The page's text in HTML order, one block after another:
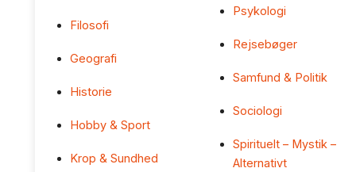
Filosofi
Geografi
Historie
Hobby & Sport
Krop & Sundhed
Psykologi
Rejsebøger
Samfund & Politik
Sociologi
Spirituelt – Mystik –
Alternativt